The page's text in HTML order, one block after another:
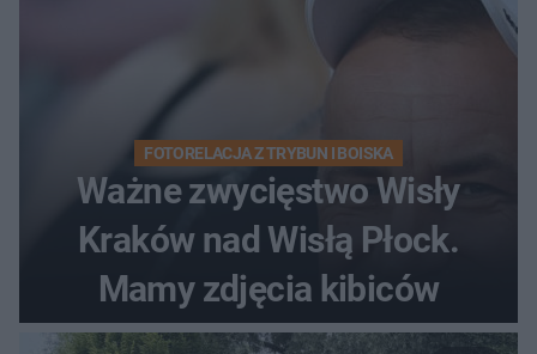
FOTORELACJA Z TRYBUN I BOISKA
Ważne zwycięstwo Wisły
Kraków nad Wisłą Płock.
Mamy zdjęcia kibiców